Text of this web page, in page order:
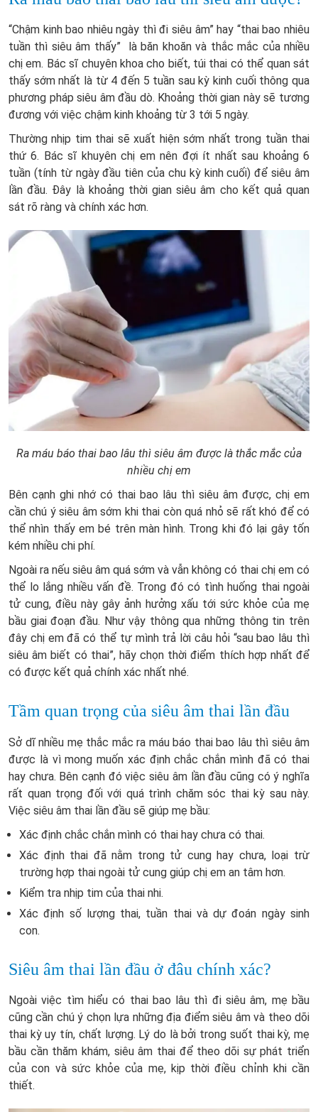
“Chậm kinh bao nhiêu ngày thì đi siêu âm” hay “thai bao nhiêu
tuần thì siêu âm thấy” là băn khoăn và thắc mắc của nhiều
chị em. Bác sĩ chuyên khoa cho biết, túi thai có thể quan sát
thấy sớm nhất là từ 4 đến 5 tuần sau kỳ kinh cuối thông qua
phương pháp siêu âm đầu dò. Khoảng thời gian này sẽ tương
đương với việc chậm kinh khoảng từ 3 tới 5 ngày.
Thường nhịp tim thai sẽ xuất hiện sớm nhất trong tuần thai
thứ 6. Bác sĩ khuyên chị em nên đợi ít nhất sau khoảng 6
tuần (tính từ ngày đầu tiên của chu kỳ kinh cuối) để siêu âm
lần đầu. Đây là khoảng thời gian siêu âm cho kết quả quan
sát rõ ràng và chính xác hơn.
Ra máu báo thai bao lâu thì siêu âm được là thắc mắc của
nhiều chị em
Bên cạnh ghi nhớ có thai bao lâu thì siêu âm được, chị em
cần chú ý siêu âm sớm khi thai còn quá nhỏ sẽ rất khó để có
thể nhìn thấy em bé trên màn hình. Trong khi đó lại gây tốn
kém nhiều chi phí.
Ngoài ra nếu siêu âm quá sớm và vẫn không có thai chị em có
thể lo lắng nhiều vấn đề. Trong đó có tình huống thai ngoài
tử cung, điều này gây ảnh hưởng xấu tới sức khỏe của mẹ
bầu giai đoạn đầu. Như vậy thông qua những thông tin trên
đây chị em đã có thể tự mình trả lời câu hỏi “sau bao lâu thì
siêu âm biết có thai”, hãy chọn thời điểm thích hợp nhất để
có được kết quả chính xác nhất nhé.
Tầm quan trọng của siêu âm thai lần đầu
Sở dĩ nhiều mẹ thắc mắc ra máu báo thai bao lâu thì siêu âm
được là vì mong muốn xác định chắc chắn mình đã có thai
hay chưa. Bên cạnh đó việc siêu âm lần đầu cũng có ý nghĩa
rất quan trọng đối với quá trình chăm sóc thai kỳ sau này.
Việc siêu âm thai lần đầu sẽ giúp mẹ bầu:
Xác định chắc chắn mình có thai hay chưa có thai.
Xác định thai đã nằm trong tử cung hay chưa, loại trừ
trường hợp thai ngoài tử cung giúp chị em an tâm hơn.
Kiểm tra nhịp tim của thai nhi.
Xác định số lượng thai, tuần thai và dự đoán ngày sinh
con.
Siêu âm thai lần đầu ở đâu chính xác?
Ngoài việc tìm hiểu có thai bao lâu thì đi siêu âm, mẹ bầu
cũng cần chú ý chọn lựa những địa điểm siêu âm và theo dõi
thai kỳ uy tín, chất lượng. Lý do là bởi trong suốt thai kỳ, mẹ
bầu cần thăm khám, siêu âm thai để theo dõi sự phát triển
của con và sức khỏe của mẹ, kịp thời điều chỉnh khi cần
thiết.